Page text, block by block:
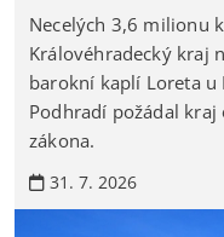
Necelých 3,6 milionu
Královéhradecký kraj
barokní kaplí Loreta u
Podhradí požádal
zákona.
31. 7. 2026